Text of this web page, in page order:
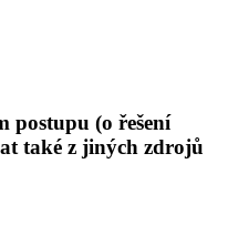
postupu (o řešení
také z jiných zdrojů